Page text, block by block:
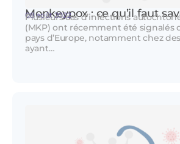
Monkeypox : ce qu’il faut
08 août 2022
Plusieurs cas d’infections
(MKP) ont récemment été signalés
pays d’Europe, notamment chez
ayant…